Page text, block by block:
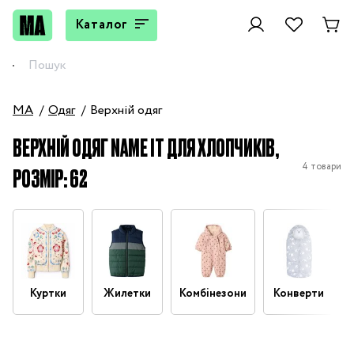
Каталог
MA Одяг Верхній одяг
ВЕРХНІЙ ОДЯГ NAME IT ДЛЯ ХЛОПЧИКІВ,
РОЗМІР: 62
4 товари
Куртки Жилетки Комбінезони Конверти